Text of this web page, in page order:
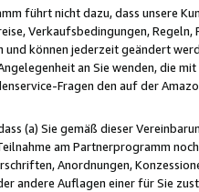
führt nicht dazu, dass unsere
Verkaufsbedingungen,
können jederzeit geändert
an Sie wenden, die
Fragen den auf der
(a) Sie gemäß dieser
am Partnerprogramm
Anordnungen,
andere Auflagen einer für Sie